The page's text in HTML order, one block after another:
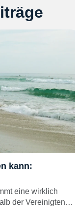
kann:
eine wirklich
der Vereinigten…